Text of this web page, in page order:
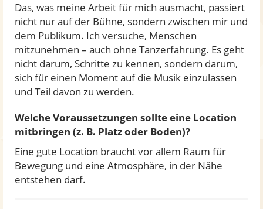
Das, was meine Arbeit für mich ausmacht, passiert
nicht nur auf der Bühne, sondern zwischen mir und
dem Publikum. Ich versuche, Menschen
mitzunehmen – auch ohne Tanzerfahrung. Es geht
nicht darum, Schritte zu kennen, sondern darum,
sich für einen Moment auf die Musik einzulassen
und Teil davon zu werden.
Welche Voraussetzungen sollte eine Location
mitbringen (z. B. Platz oder Boden)?
Eine gute Location braucht vor allem Raum für
Bewegung und eine Atmosphäre, in der Nähe
entstehen darf.